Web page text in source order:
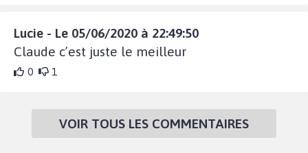
Lucie - Le 05/06/2020 à 22:49:50
Claude c’est juste le meilleur
0 1
VOIR TOUS LES COMMENTAIRES